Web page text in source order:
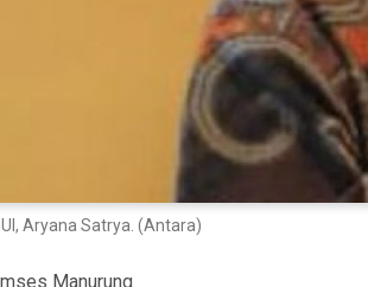
Aryana Satrya. (Antara)
Manurung